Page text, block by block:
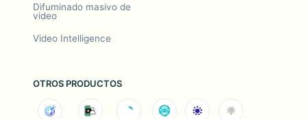
Difuminado masivo de
video
Video Intelligence
OTROS PRODUCTOS